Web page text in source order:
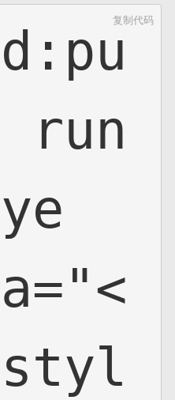
复制代码
run
styl